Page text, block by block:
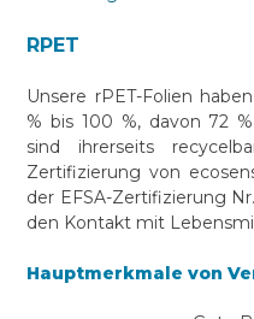
RPET
Unsere rPET-Folien
% bis 100 %, davon 72
sind ihrerseits
Zertifizierung von
der EFSA-Zertifizierung
den Kontakt mit
Hauptmerkmale von